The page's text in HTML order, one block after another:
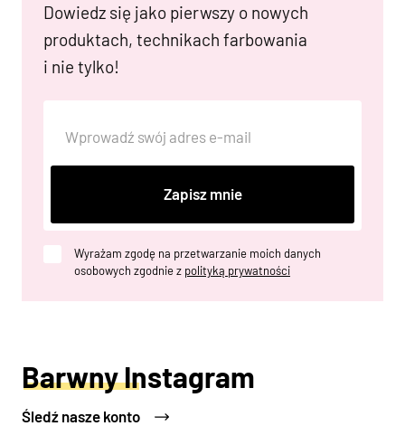
Dowiedz się jako pierwszy o nowych
produktach, technikach farbowania
i nie tylko!
Zapisz mnie
Wyrażam zgodę na przetwarzanie moich danych
osobowych zgodnie z polityką prywatności
Barwny Instagram
Śledź nasze konto